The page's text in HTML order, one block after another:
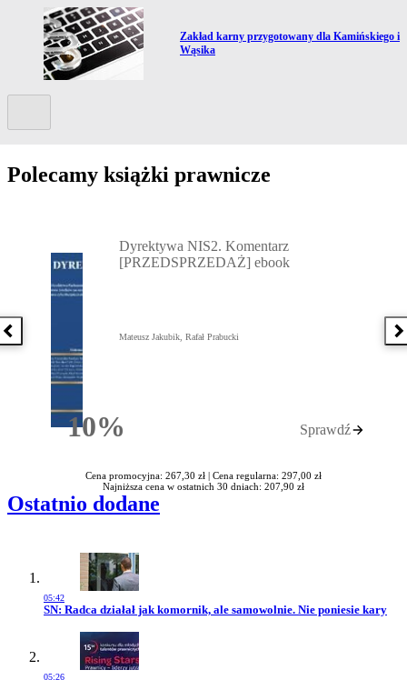
Przejdź do artykułu:
Zakład karny przygotowany dla Kamińskiego i
Wąsika
Polecamy książki prawnicze
Poprzednia książka
10%Rabatu
Dyrektywa NIS2. Komentarz
[PRZEDSPRZEDAŻ] ebook
Mateusz Jakubik, Rafał Prabucki
Sprawdź
Cena promocyjna: 267,30 zł | Cena regularna: 297,00 zł
Najniższa cena w ostatnich 30 dniach: 207,90 zł
Ostatnio dodane
05:42
Przejdź do artykułu:
SN: Radca działał jak komornik, ale samowolnie. Nie poniesie kary
05:26